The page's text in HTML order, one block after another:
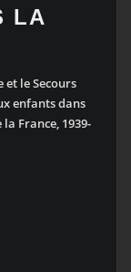
LA
et le Secours
enfants dans
la France, 1939-